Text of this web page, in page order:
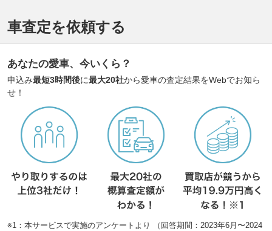
車査定を依頼する
あなたの愛車、今いくら？
申込み最短3時間後に最大20社から愛車の査定結果をWebでお知ら
せ！
※1：本サービスで実施のアンケートより （回答期間：2023年6月〜2024